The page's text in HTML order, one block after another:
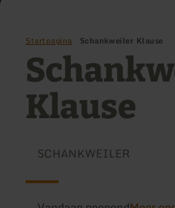
Startpagina Schankweiler Klause
Klause
SCHANKWEILER